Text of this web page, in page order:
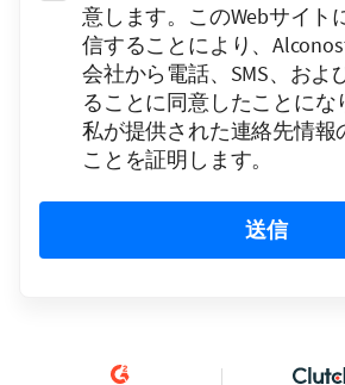
意します。このWebサイト
信することにより、
会社から電話、SMS、およ
ることに同意したことにな
私が提供された連絡先情報
ことを証明します。
送信